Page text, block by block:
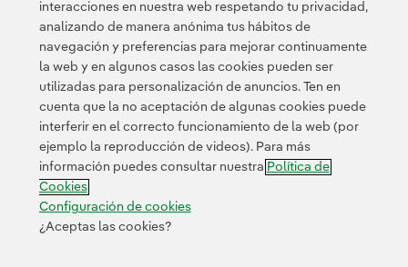
interacciones en nuestra web respetando tu privacidad,
analizando de manera anónima tus hábitos de
navegación y preferencias para mejorar continuamente
la web y en algunos casos las cookies pueden ser
utilizadas para personalización de anuncios. Ten en
cuenta que la no aceptación de algunas cookies puede
interferir en el correcto funcionamiento de la web (por
ejemplo la reproducción de videos). Para más
información puedes consultar nuestra Política de
Cookies
Configuración de cookies
¿Aceptas las cookies?